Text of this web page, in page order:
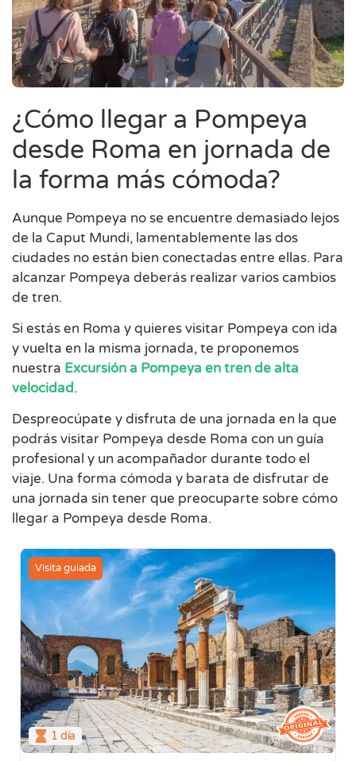
¿Cómo llegar a Pompeya
desde Roma en jornada de
la forma más cómoda?
Aunque Pompeya no se encuentre demasiado lejos
de la Caput Mundi, lamentablemente las dos
ciudades no están bien conectadas entre ellas. Para
alcanzar Pompeya deberás realizar varios cambios
de tren.
Si estás en Roma y quieres visitar Pompeya con ida
y vuelta en la misma jornada, te proponemos
nuestra Excursión a Pompeya en tren de alta
velocidad.
Despreocúpate y disfruta de una jornada en la que
podrás visitar Pompeya desde Roma con un guía
profesional y un acompañador durante todo el
viaje. Una forma cómoda y barata de disfrutar de
una jornada sin tener que preocuparte sobre cómo
llegar a Pompeya desde Roma.
Visita guiada
1 día